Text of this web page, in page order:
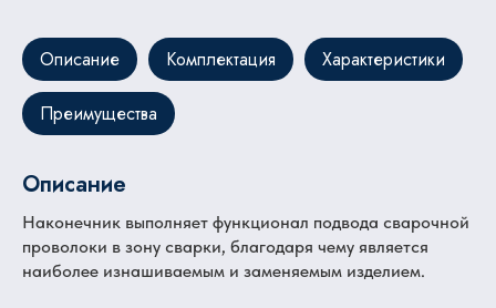
Описание Комплектация Характеристики
Преимущества
Описание
Наконечник выполняет функционал подвода сварочной
проволоки в зону сварки, благодаря чему является
наиболее изнашиваемым и заменяемым изделием.